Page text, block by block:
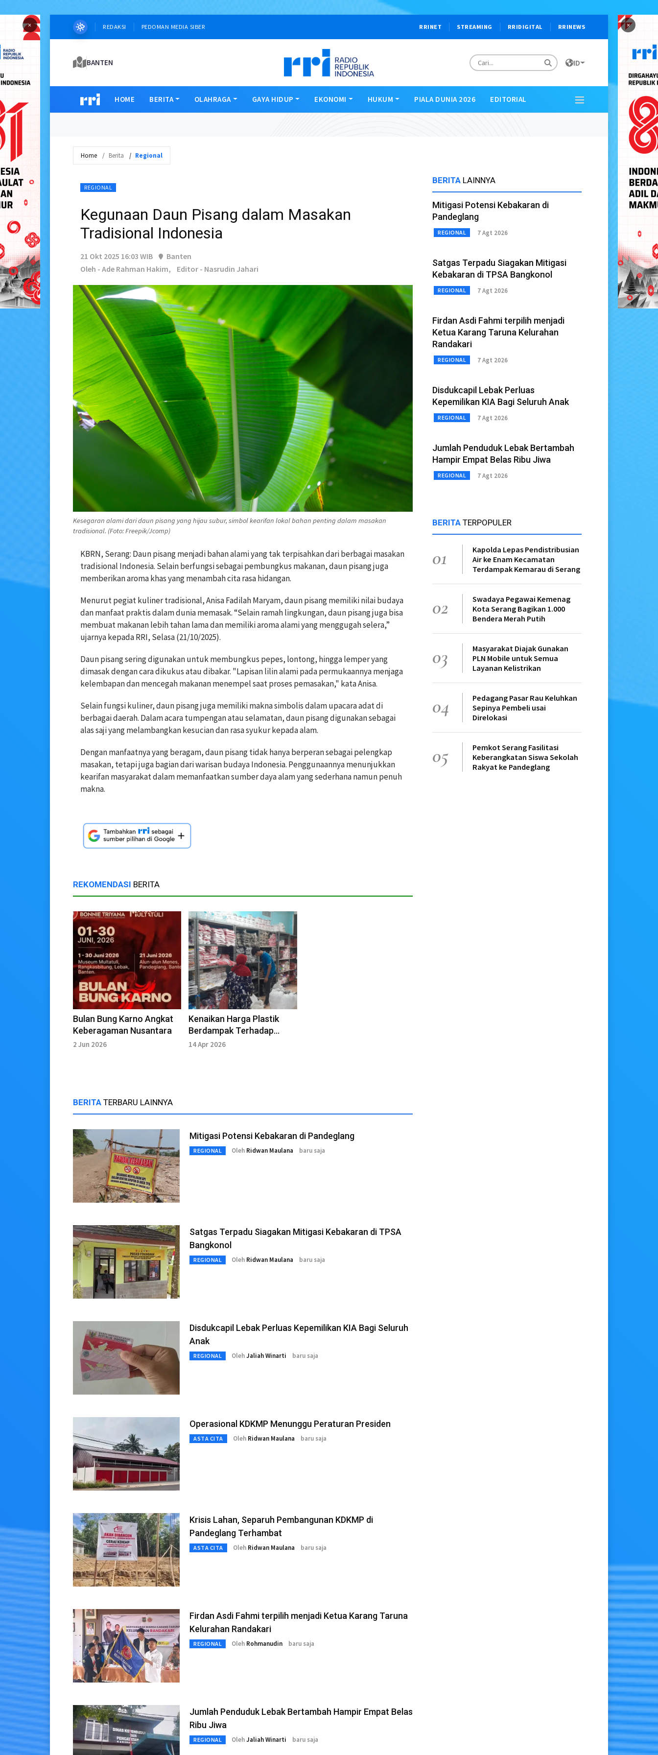
× ×
REDAKSI PEDOMAN MEDIA SIBER RRINET STREAMING RRIDIGITAL RRINEWS
BANTEN ID
HOME BERITA OLAHRAGA GAYA HIDUP EKONOMI HUKUM PIALA DUNIA 2026 EDITORIAL
Home Berita Regional
REGIONAL
Kegunaan Daun Pisang dalam Masakan
Tradisional Indonesia
21 Okt 2025 16:03 WIB
Banten
Oleh - Ade Rahman Hakim,
Editor - Nasrudin Jahari
Kesegaran alami dari daun pisang yang hijau subur, simbol kearifan lokal bahan penting dalam masakan
tradisional. (Foto: Freepik/Jcomp)
KBRN, Serang: Daun pisang menjadi bahan alami yang tak terpisahkan dari berbagai masakan
tradisional Indonesia. Selain berfungsi sebagai pembungkus makanan, daun pisang juga
memberikan aroma khas yang menambah cita rasa hidangan.
Menurut pegiat kuliner tradisional, Anisa Fadilah Maryam, daun pisang memiliki nilai budaya
dan manfaat praktis dalam dunia memasak. “Selain ramah lingkungan, daun pisang juga bisa
membuat makanan lebih tahan lama dan memiliki aroma alami yang menggugah selera,”
ujarnya kepada RRI, Selasa (21/10/2025).
Daun pisang sering digunakan untuk membungkus pepes, lontong, hingga lemper yang
dimasak dengan cara dikukus atau dibakar. "Lapisan lilin alami pada permukaannya menjaga
kelembapan dan mencegah makanan menempel saat proses pemasakan," kata Anisa.
Selain fungsi kuliner, daun pisang juga memiliki makna simbolis dalam upacara adat di
berbagai daerah. Dalam acara tumpengan atau selamatan, daun pisang digunakan sebagai
alas saji yang melambangkan kesucian dan rasa syukur kepada alam.
Dengan manfaatnya yang beragam, daun pisang tidak hanya berperan sebagai pelengkap
masakan, tetapi juga bagian dari warisan budaya Indonesia. Penggunaannya menunjukkan
kearifan masyarakat dalam memanfaatkan sumber daya alam yang sederhana namun penuh
makna.
REKOMENDASI BERITA
Bulan Bung Karno Angkat
Keberagaman Nusantara
2 Jun 2026
Kenaikan Harga Plastik
Berdampak Terhadap
Harga Jajanan
14 Apr 2026
BERITA TERBARU LAINNYA
Mitigasi Potensi Kebakaran di Pandeglang
REGIONAL Oleh Ridwan Maulana baru saja
Satgas Terpadu Siagakan Mitigasi Kebakaran di TPSA
Bangkonol
REGIONAL Oleh Ridwan Maulana baru saja
Disdukcapil Lebak Perluas Kepemilikan KIA Bagi Seluruh
Anak
REGIONAL OlehJaliah Winarti baru saja
Operasional KDKMP Menunggu Peraturan Presiden
ASTA CITA Oleh Ridwan Maulana baru saja
Krisis Lahan, Separuh Pembangunan KDKMP di
Pandeglang Terhambat
ASTA CITA Oleh Ridwan Maulana baru saja
Firdan Asdi Fahmi terpilih menjadi Ketua Karang Taruna
Kelurahan Randakari
REGIONAL Oleh Rohmanudin baru saja
Jumlah Penduduk Lebak Bertambah Hampir Empat Belas
Ribu Jiwa
REGIONAL OlehJaliah Winarti baru saja
BERITA LAINNYA
Mitigasi Potensi Kebakaran di
Pandeglang
REGIONAL 7 Agt 2026
Satgas Terpadu Siagakan Mitigasi
Kebakaran di TPSA Bangkonol
REGIONAL 7 Agt 2026
Firdan Asdi Fahmi terpilih menjadi
Ketua Karang Taruna Kelurahan
Randakari
REGIONAL 7 Agt 2026
Disdukcapil Lebak Perluas
Kepemilikan KIA Bagi Seluruh Anak
REGIONAL 7 Agt 2026
Jumlah Penduduk Lebak Bertambah
Hampir Empat Belas Ribu Jiwa
REGIONAL 7 Agt 2026
BERITA TERPOPULER
01
Kapolda Lepas Pendistribusian
Air ke Enam Kecamatan
Terdampak Kemarau di Serang
02
Swadaya Pegawai Kemenag
Kota Serang Bagikan 1.000
Bendera Merah Putih
03
Masyarakat Diajak Gunakan
PLN Mobile untuk Semua
Layanan Kelistrikan
04
Pedagang Pasar Rau Keluhkan
Sepinya Pembeli usai
Direlokasi
05
Pemkot Serang Fasilitasi
Keberangkatan Siswa Sekolah
Rakyat ke Pandeglang